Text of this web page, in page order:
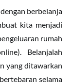
berbelanja
kita menjadi
rumah
Belanjalah
yang ditawarkan
selama